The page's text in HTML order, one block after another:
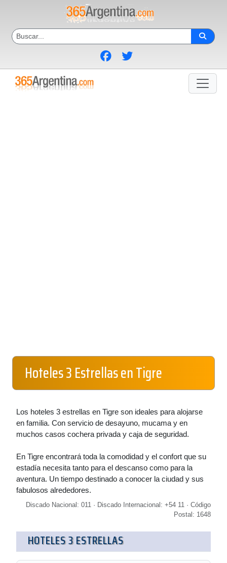
Hoteles 3 Estrellas en Tigre
Los hoteles 3 estrellas en Tigre son ideales para alojarse
en familia. Con servicio de desayuno, mucama y en
muchos casos cochera privada y caja de seguridad.
En Tigre encontrará toda la comodidad y el confort que su
estadía necesita tanto para el descanso como para la
aventura. Un tiempo destinado a conocer la ciudad y sus
fabulosos alrededores.
Discado Nacional: 011 · Discado Internacional: +54 11 · Código
Postal: 1648
HOTELES 3 ESTRELLAS